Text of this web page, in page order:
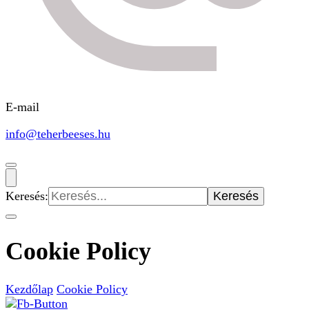
E-mail
info@teherbeeses.hu
Keresés:
Cookie Policy
Kezdőlap Cookie Policy